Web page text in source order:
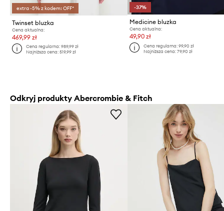
extra -5% z kodem: OFF*
Twinset bluzka
Cena aktualna:
469,99 zł
Cena regularna:989,99 zł
Najniższa cena:519,99 zł
-37%
Medicine bluzka
Cena aktualna:
49,90 zł
Cena regularna: 99,90 zł
Najniższa cena: 79,90 zł
Odkryj produkty Abercrombie & Fitch